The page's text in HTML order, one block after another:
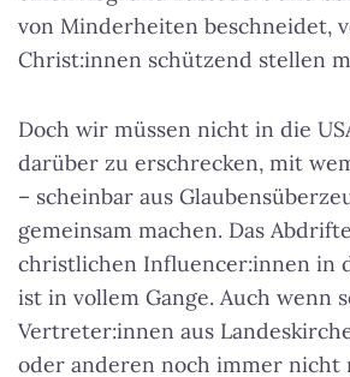
von Minderheiten beschneidet,
Christ:innen schützend stellen
Doch wir müssen nicht in die
darüber zu erschrecken, mit
– scheinbar aus
gemeinsam machen. Das
christlichen Influencer:innen in
ist in vollem Gange. Auch wenn
Vertreter:innen aus
oder anderen noch immer nicht